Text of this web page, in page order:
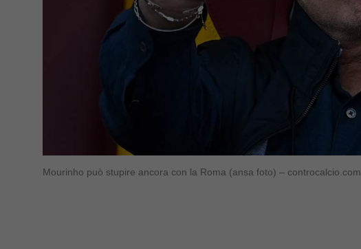
Mourinho può stupire ancora con la Roma (ansa foto) – controcalcio.com